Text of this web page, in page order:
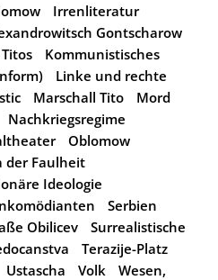
Irrenliteratur
Gontscharow
Kommunistisches
Linke und rechte
Marschall Tito
Mord
Nachkriegsregime
Oblomow
der Faulheit
Ideologie
Serbien
Obilicev
Surrealistische
Terazije-Platz
Ustascha Volk
Wesen,